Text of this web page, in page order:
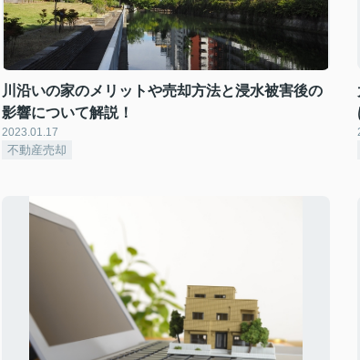
川沿いの家のメリットや売却方法と浸水被害後の
影響について解説！
2023.01.17
不動産売却